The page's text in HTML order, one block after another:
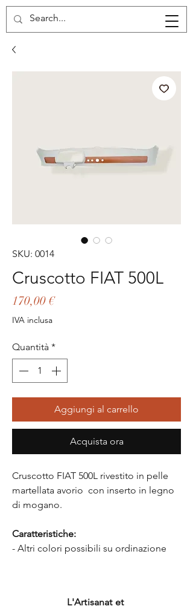
SKU: 0014
Cruscotto FIAT 500L
170,00 €Prezzo
IVA inclusa
Quantità *
Aggiungi al carrello
Acquista ora
Cruscotto FIAT 500L rivestito in pelle
martellata avorio con inserto in legno
di mogano.
Caratteristiche:
- Altri colori possibili su ordinazione
L'Artisanat et